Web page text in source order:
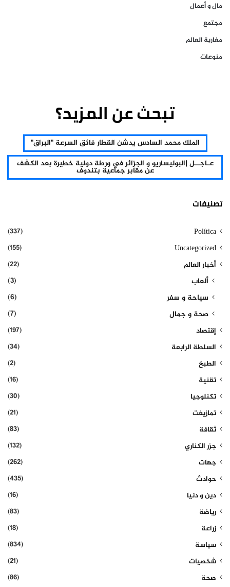
مال و أعمال
مجتمع
مغاربة العالم
منوعات
تبحث عن المزيد؟
الملك محمد السادس يدشن القطار فائق السرعة "البراق"
عـاجــل |البوليساريو و الجزائر في ورطة دولية خطيرة بعد الكشف
عن مقابر جماعية بتندوف
تصنيفات
Política
(337)
Uncategorized
(155)
أخبار العالم
(22)
ألعاب
(3)
سياحة و سفر
(6)
صحة و جمال
(7)
إقتصاد
(197)
السلطة الرابعة
(34)
الطبخ
(2)
تقنية
(16)
تكنلوجيا
(30)
تمازيغت
(21)
ثقافة
(83)
جزر الكناري
(132)
جهات
(262)
حوادث
(435)
دين و دنيا
(16)
رياضة
(83)
زراعة
(18)
سياسة
(834)
شخصيات
(21)
صحة
(86)